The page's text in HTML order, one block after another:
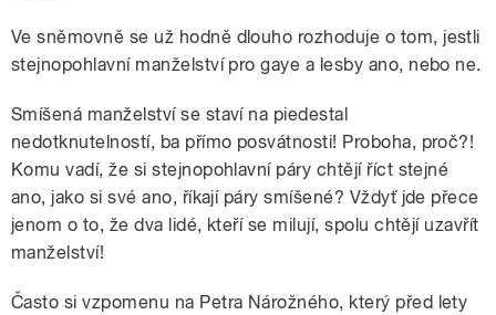
Ve sněmovně se už hodně dlouho rozhoduje o tom, jestli
stejnopohlavní manželství pro gaye a lesby ano, nebo ne.
Smíšená manželství se staví na piedestal
nedotknutelností, ba přímo posvátnosti! Proboha, proč?!
Komu vadí, že si stejnopohlavní páry chtějí říct stejné
ano, jako si své ano, říkají páry smíšené? Vždyť jde přece
jenom o to, že dva lidé, kteří se milují, spolu chtějí uzavřít
manželství!
Často si vzpomenu na Petra Nárožného, který před lety